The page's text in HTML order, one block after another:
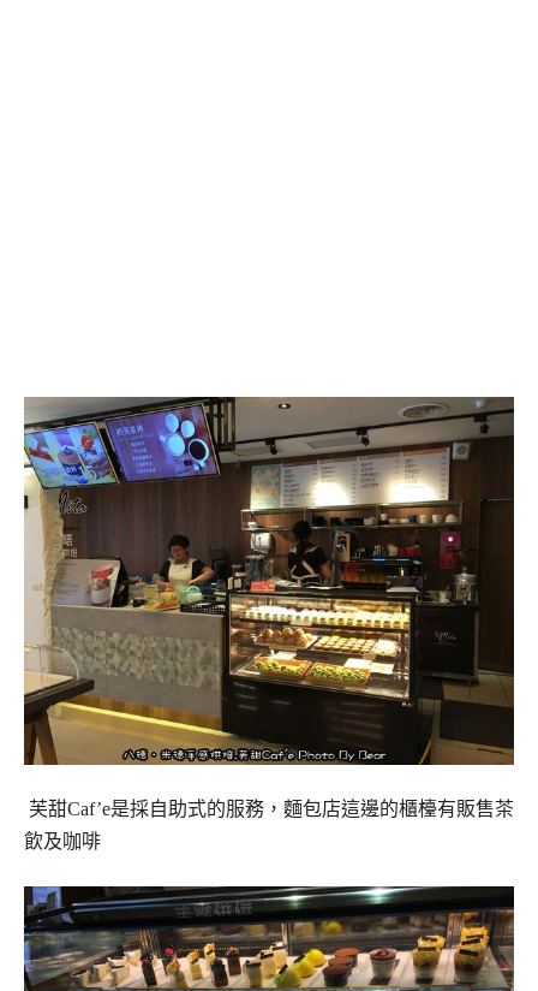
芙甜Caf’e是採自助式的服務，麵包店這邊的櫃檯有販售茶
飲及咖啡